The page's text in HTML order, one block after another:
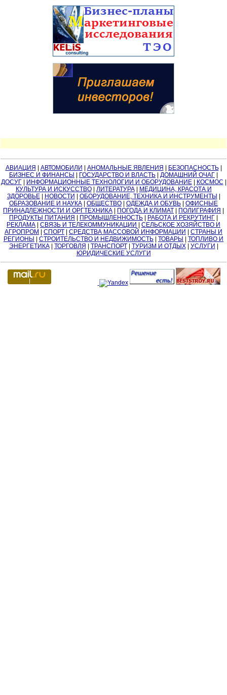
АВИАЦИЯ АВТОМОБИЛИ АНОМАЛЬНЫЕ ЯВЛЕНИЯ БЕЗОПАСНОСТЬ|
БИЗНЕС И ФИНАНСЫ
ГОСУДАРСТВО И ВЛАСТЬ ДОМАШНИЙ ОЧАГ
ДОСУГ| ИНФОРМАЦИОННЫЕ ТЕХНОЛОГИИ И ОБОРУДОВАНИЕ| КОСМОС
КУЛЬТУРА И ИСКУССТВО| ЛИТЕРАТУРА|
МЕДИЦИНА, КРАСОТА И
ЗДОРОВЬЕ| НОВОСТИ ОБОРУДОВАНИЕ, ТЕХНИКА И ИНСТРУМЕНТЫ
ОБРАЗОВАНИЕ И НАУКА
ОБЩЕСТВО ОДЕЖДА И ОБУВЬ
ОФИСНЫЕ
ПРИНАДЛЕЖНОСТИ И ОРГТЕХНИКА
ПОГОДА И КЛИМАТ ПОЛИГРАФИЯ
ПРОДУКТЫ ПИТАНИЯ
ПРОМЫШЛЕННОСТЬ РАБОТА И РЕКРУТИНГ
РЕКЛАМА
СВЯЗЬ И ТЕЛЕКОММУНИКАЦИИ
СЕЛЬСКОЕ ХОЗЯЙСТВО И
АГРОПРОМ
СПОРТ СРЕДСТВА МАССОВОЙ ИНФОРМАЦИИ
СТРАНЫ И
РЕГИОНЫ
СТРОИТЕЛЬСТВО И НЕДВИЖИМОСТЬ ТОВАРЫ
ТОПЛИВО И
ЭНЕРГЕТИКА| ТОРГОВЛЯ ТРАНСПОРТ| ТУРИЗМ И ОТДЫХ| УСЛУГИ
ЮРИДИЧЕСКИЕ УСЛУГИ